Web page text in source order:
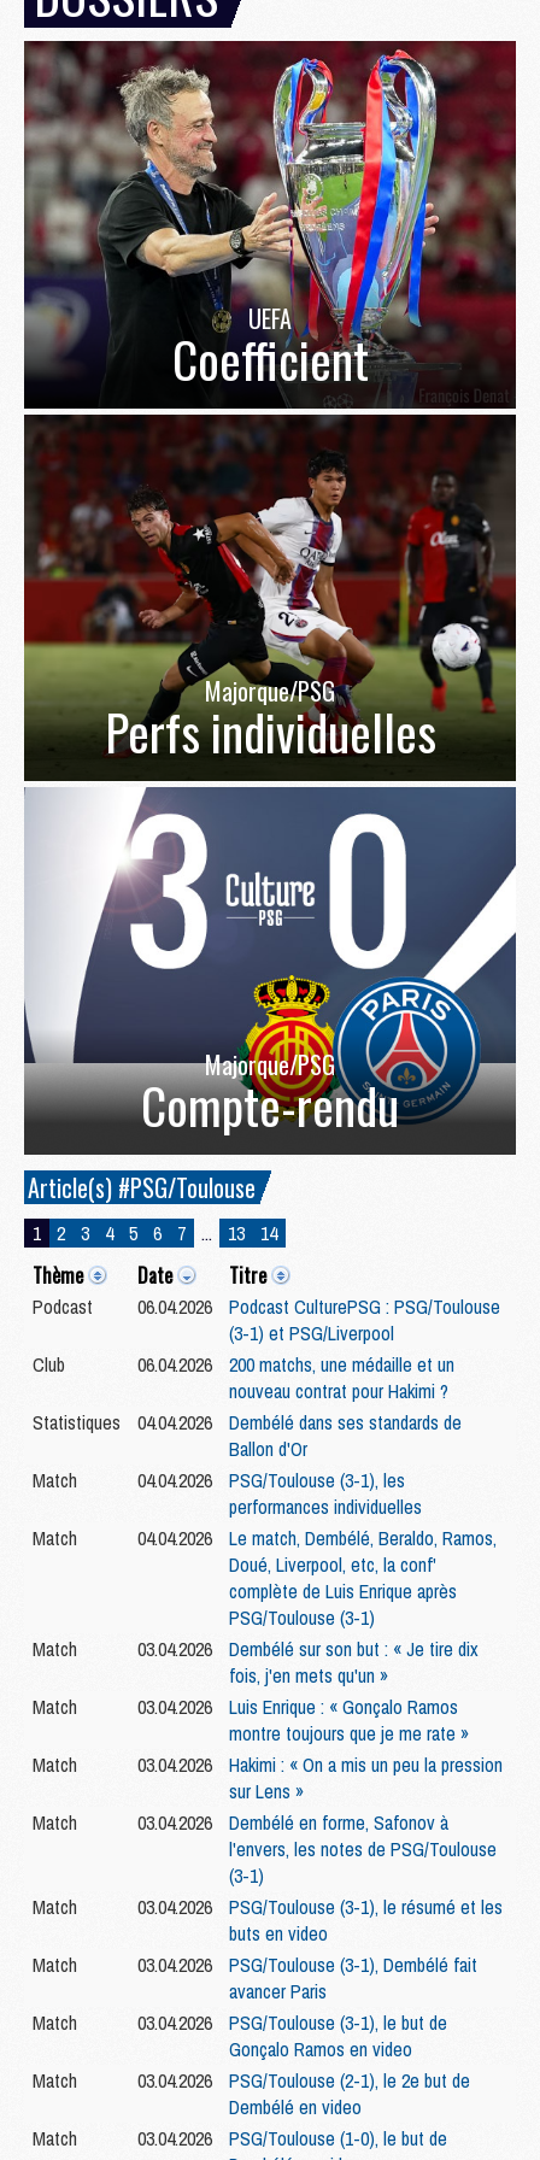
UEFA
Coefficient
Majorque/PSG
Perfs individuelles
Majorque/PSG
Compte-rendu
Article(s) #PSG/Toulouse
1 2 3 4 5 6 7 ... 13 14
Thème Date Titre
Podcast 06.04.2026
Podcast CulturePSG : PSG/Toulouse
(3-1) et PSG/Liverpool
Club
06.04.2026
200 matchs, une médaille et un
nouveau contrat pour Hakimi ?
Statistiques
04.04.2026
Dembélé dans ses standards de
Ballon d'Or
Match
04.04.2026
PSG/Toulouse (3-1), les
performances individuelles
Match
04.04.2026
Le match, Dembélé, Beraldo, Ramos,
Doué, Liverpool, etc, la conf'
complète de Luis Enrique après
PSG/Toulouse (3-1)
Match
03.04.2026
Dembélé sur son but : « Je tire dix
fois, j'en mets qu'un »
Match
03.04.2026
Luis Enrique : « Gonçalo Ramos
montre toujours que je me rate »
Match
03.04.2026
Hakimi : « On a mis un peu la pression
sur Lens »
Match
03.04.2026
Dembélé en forme, Safonov à
l'envers, les notes de PSG/Toulouse
(3-1)
Match
03.04.2026
PSG/Toulouse (3-1), le résumé et les
buts en video
Match
03.04.2026
PSG/Toulouse (3-1), Dembélé fait
avancer Paris
Match
03.04.2026
PSG/Toulouse (3-1), le but de
Gonçalo Ramos en video
Match
03.04.2026
PSG/Toulouse (2-1), le 2e but de
Dembélé en video
Match
03.04.2026
PSG/Toulouse (1-0), le but de